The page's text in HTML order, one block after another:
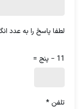
بیرونی است و
ما را خوشحال
و فکرهایی
لطفا پاسخ را به عدد
11 − پنج =
تلفن*